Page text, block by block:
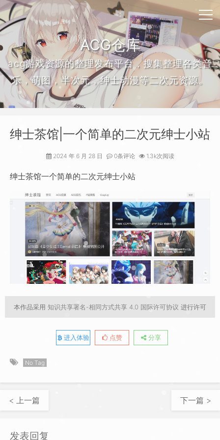
ACG仓库
acg游戏资源的整理发布平台，搜集整理各类音
乐，萌图，半次元，绅士动漫等二次元资源。
绅士茶馆|一个简单的二次元绅士小站
2024 年 6 月 28 日 0条评论 1.3k次阅读
绅士茶馆一个简单的二次元绅士小站
本作品采用 知识共享署名-相同方式共享 4.0 国际许可协议 进行许可
进入体验 点赞 分享
No Tag
< 上一篇 下一篇 >
发表回复